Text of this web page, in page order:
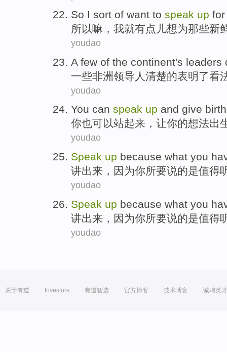
So I sort of want to speak up for
所以嘛， 我就有点儿想为那些新
youdao
A few of the continent's leaders
一些非洲领导人 清楚的表明了看
youdao
You can speak up and give birth
你也可以站起来 ， 让你的想法出
youdao
Speak up because what you
讲出来， 因为你所要说的是值得
youdao
Speak up because what you
讲出来， 因为你所要说的是值得
youdao
关于有道 Investors 有道智选 官方博客 技术博客 诚聘英才